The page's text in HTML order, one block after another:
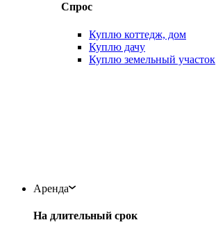
Спрос
Куплю коттедж, дом
Куплю дачу
Куплю земельный участок
Аренда
На длительный срок